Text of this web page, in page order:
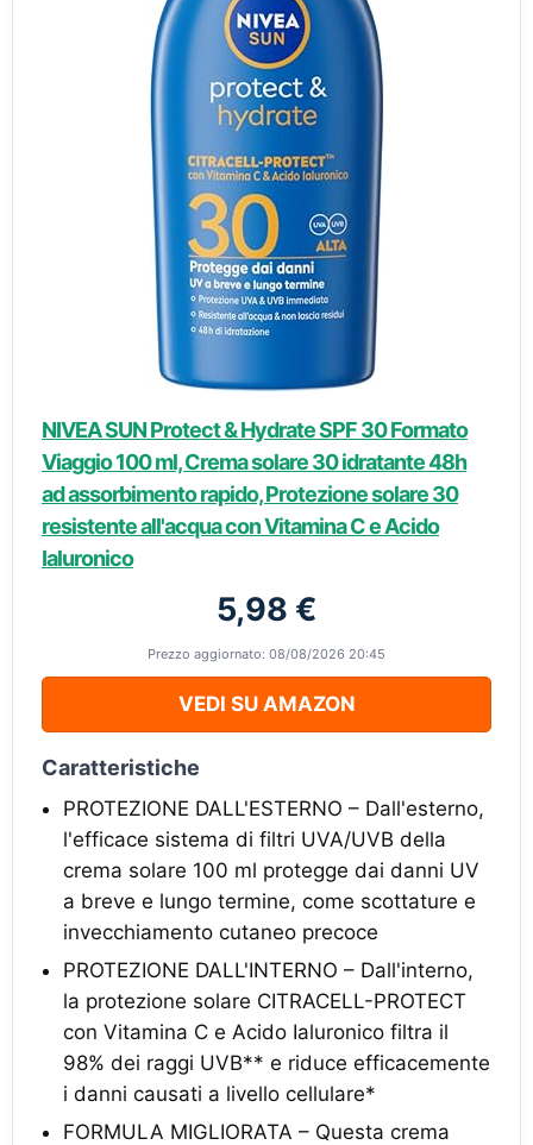
NIVEA SUN Protect & Hydrate SPF 30 Formato
Viaggio 100 ml, Crema solare 30 idratante 48h
ad assorbimento rapido, Protezione solare 30
resistente all'acqua con Vitamina C e Acido
Ialuronico
5,98 €
Prezzo aggiornato: 08/08/2026 20:45
VEDI SU AMAZON
Caratteristiche
PROTEZIONE DALL'ESTERNO – Dall'esterno,
l'efficace sistema di filtri UVA/UVB della
crema solare 100 ml protegge dai danni UV
a breve e lungo termine, come scottature e
invecchiamento cutaneo precoce
PROTEZIONE DALL'INTERNO – Dall'interno,
la protezione solare CITRACELL-PROTECT
con Vitamina C e Acido Ialuronico filtra il
98% dei raggi UVB** e riduce efficacemente
i danni causati a livello cellulare*
FORMULA MIGLIORATA – Questa crema